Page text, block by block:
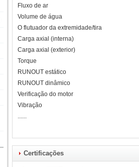
Fluxo de ar
Volume de água
O flutuador da extremidade/tira
Carga axial (interna)
Carga axial (exterior)
Torque
RUNOUT estático
RUNOUT dinâmico
Verificação do motor
Vibração
......
Certificações